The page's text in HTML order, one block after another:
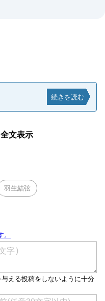
続きを読む
全文表示
羽生結弦